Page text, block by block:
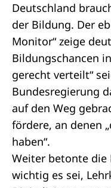
Deutschland
der Bildung. Der
Monitor“zeige
Bildungschancen
gerecht verteilt“
Bundesregierung
auf den Weg
fördere, an denen
haben“.
Weiter betonte
wichtig es sei,